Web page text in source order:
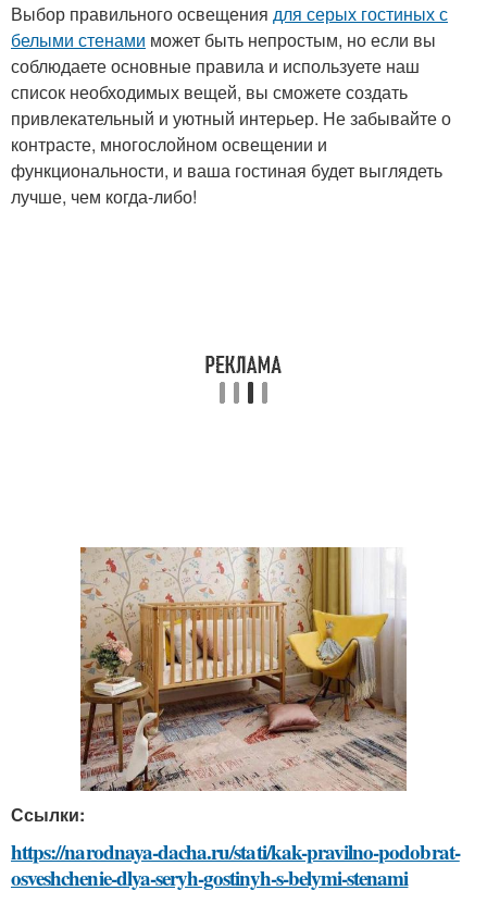
Выбор правильного освещения для серых гостиных с
белыми стенами может быть непростым, но если вы
соблюдаете основные правила и используете наш
список необходимых вещей, вы сможете создать
привлекательный и уютный интерьер. Не забывайте о
контрасте, многослойном освещении и
функциональности, и ваша гостиная будет выглядеть
лучше, чем когда-либо!
Ссылки:
https://narodnaya-dacha.ru/stati/kak-pravilno-podobrat-
osveshchenie-dlya-seryh-gostinyh-s-belymi-stenami